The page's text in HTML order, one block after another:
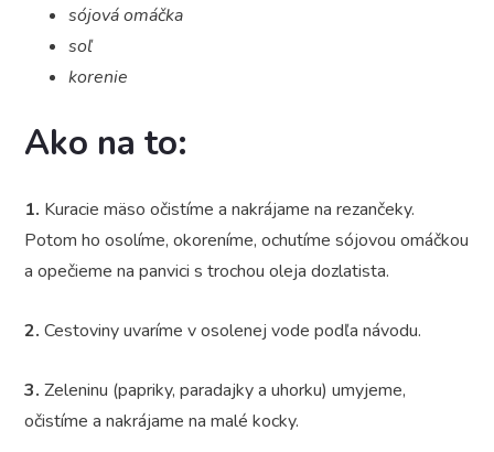
sójová omáčka
soľ
korenie
Ako na to:
1. Kuracie mäso očistíme a nakrájame na rezančeky.
Potom ho osolíme, okoreníme, ochutíme sójovou omáčkou
a opečieme na panvici s trochou oleja dozlatista.
2. Cestoviny uvaríme v osolenej vode podľa návodu.
3. Zeleninu (papriky, paradajky a uhorku) umyjeme,
očistíme a nakrájame na malé kocky.